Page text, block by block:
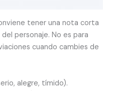
tener una nota corta
personaje. No es para
cuando cambies de
alegre, tímido).